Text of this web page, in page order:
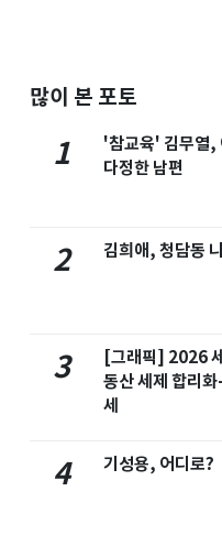
많이 본 포토
1
'참교육' 김무열,
다정한 남편
2 김희애, 청담동
3
[그래픽] 2026
동산 세제 합리
세
4 기성용, 어디로?